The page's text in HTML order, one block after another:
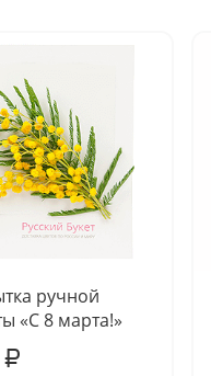
ручной
«С 8 марта!»
₽